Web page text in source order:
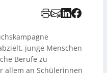
junge Menschen
Berufe zu
allem an Schülerinnen